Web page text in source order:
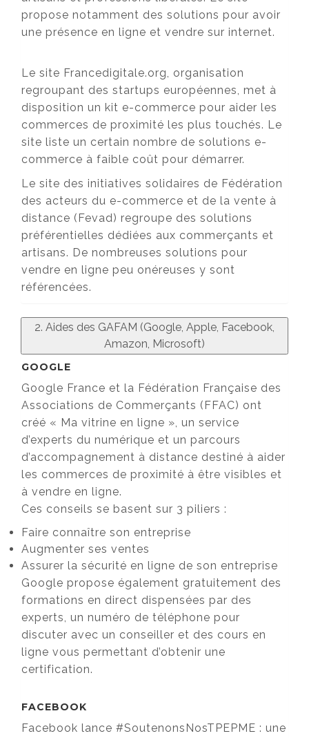
propose notamment des solutions pour avoir
une présence en ligne et vendre sur internet.
Le site Francedigitale.org, organisation
regroupant des startups européennes, met à
disposition un kit e-commerce pour aider les
commerces de proximité les plus touchés. Le
site liste un certain nombre de solutions e-
commerce à faible coût pour démarrer.
Le site des initiatives solidaires de Fédération
des acteurs du e-commerce et de la vente à
distance (Fevad) regroupe des solutions
préférentielles dédiées aux commerçants et
artisans. De nombreuses solutions pour
vendre en ligne peu onéreuses y sont
référencées.
2. Aides des GAFAM (Google, Apple, Facebook,
Amazon, Microsoft)
GOOGLE
Google France et la Fédération Française des
Associations de Commerçants (FFAC) ont
créé « Ma vitrine en ligne », un service
d’experts du numérique et un parcours
d’accompagnement à distance destiné à aider
les commerces de proximité à être visibles et
à vendre en ligne.
Ces conseils se basent sur 3 piliers :
Faire connaître son entreprise
Augmenter ses ventes
Assurer la sécurité en ligne de son entreprise
Google propose également gratuitement des
formations en direct dispensées par des
experts, un numéro de téléphone pour
discuter avec un conseiller et des cours en
ligne vous permettant d’obtenir une
certification.
FACEBOOK
Facebook lance #SoutenonsNosTPEPME : une